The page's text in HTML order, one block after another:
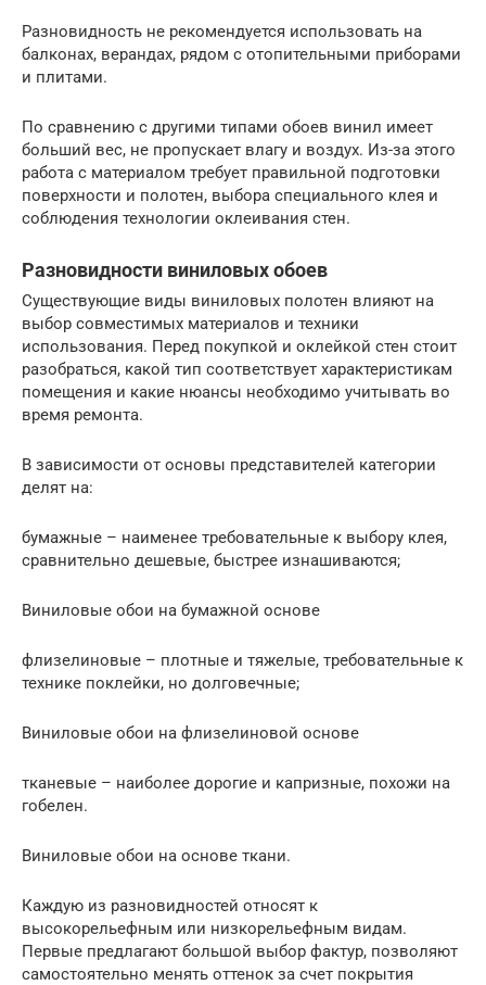
Разновидность не рекомендуется использовать на
балконах, верандах, рядом с отопительными приборами
и плитами.
По сравнению с другими типами обоев винил имеет
больший вес, не пропускает влагу и воздух. Из-за этого
работа с материалом требует правильной подготовки
поверхности и полотен, выбора специального клея и
соблюдения технологии оклеивания стен.
Разновидности виниловых обоев
Существующие виды виниловых полотен влияют на
выбор совместимых материалов и техники
использования. Перед покупкой и оклейкой стен стоит
разобраться, какой тип соответствует характеристикам
помещения и какие нюансы необходимо учитывать во
время ремонта.
В зависимости от основы представителей категории
делят на:
бумажные – наименее требовательные к выбору клея,
сравнительно дешевые, быстрее изнашиваются;
Виниловые обои на бумажной основе
флизелиновые – плотные и тяжелые, требовательные к
технике поклейки, но долговечные;
Виниловые обои на флизелиновой основе
тканевые – наиболее дорогие и капризные, похожи на
гобелен.
Виниловые обои на основе ткани.
Каждую из разновидностей относят к
высокорельефным или низкорельефным видам.
Первые предлагают большой выбор фактур, позволяют
самостоятельно менять оттенок за счет покрытия